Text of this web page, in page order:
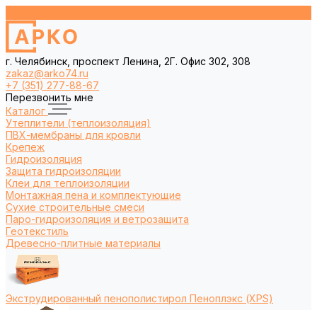
г. Челябинск, проспект Ленина, 2Г. Офис 302, 308
zakaz@arko74.ru
+7 (351) 277-88-67
Перезвонить мне
Каталог
Утеплители (теплоизоляция)
ПВХ-мембраны для кровли
Крепеж
Гидроизоляция
Защита гидроизоляции
Клеи для теплоизоляции
Монтажная пена и комплектующие
Сухие строительные смеси
Паро-гидроизоляция и ветрозащита
Геотекстиль
Древесно-плитные материалы
Экструдированный пенополистирол Пеноплэкс (XPS)